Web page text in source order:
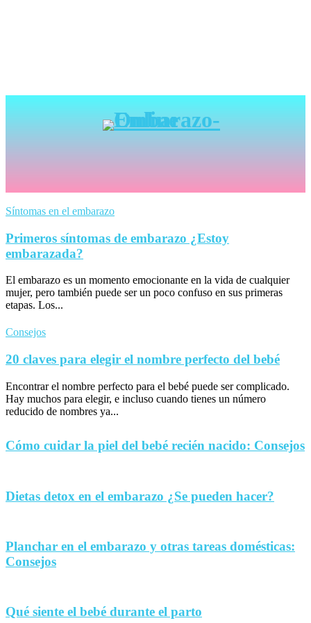
Síntomas en el embarazo
Primeros síntomas de embarazo ¿Estoy
embarazada?
El embarazo es un momento emocionante en la vida de cualquier
mujer, pero también puede ser un poco confuso en sus primeras
etapas. Los...
Consejos
20 claves para elegir el nombre perfecto del bebé
Encontrar el nombre perfecto para el bebé puede ser complicado.
Hay muchos para elegir, e incluso cuando tienes un número
reducido de nombres ya...
Cómo cuidar la piel del bebé recién nacido: Consejos
Dietas detox en el embarazo ¿Se pueden hacer?
Planchar en el embarazo y otras tareas domésticas:
Consejos
Qué siente el bebé durante el parto